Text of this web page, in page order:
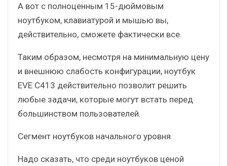
А вот с полноценным 15-дюймовым
ноутбуком, клавиатурой и мышью вы,
действительно, сможете фактически все.
Таким образом, несмотря на минимальную цену
и внешнюю слабость конфигурации, ноутбук
EVE С413 действительно позволит решить
любые задачи, которые могут встать перед
большинством пользователей.
Сегмент ноутбуков начального уровня
Надо сказать, что среди ноутбуков ценой